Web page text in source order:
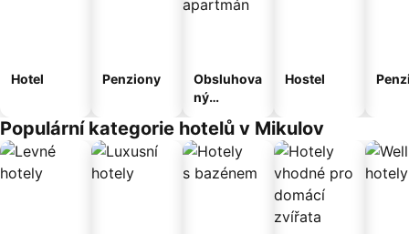
Hotel Penziony
Obsluhova
ný
Hostel
Populární kategorie hotelů v Mikulov